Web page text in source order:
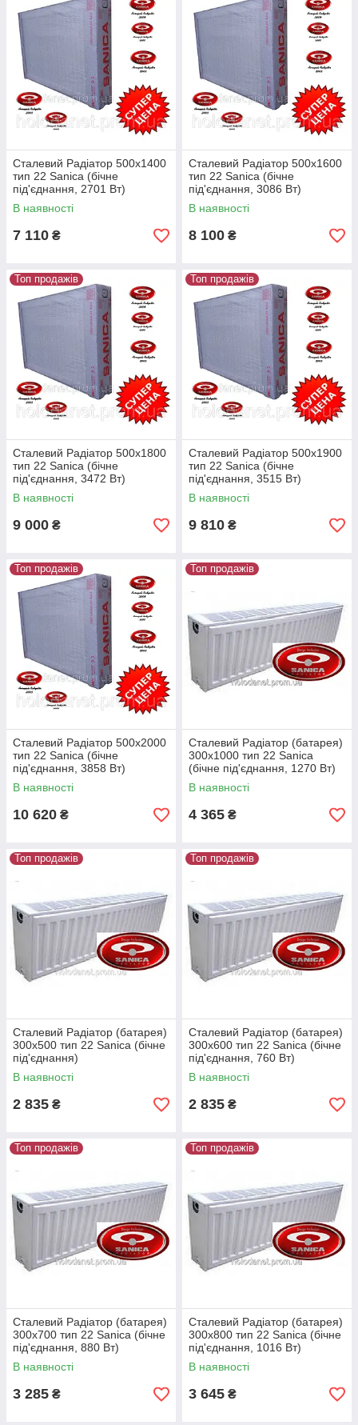
Сталевий Радіатор 500x1400
тип 22 Sanica (бічне
під'єднання, 2701 Вт)
В наявності
7 110 ₴
Сталевий Радіатор 500x1600
тип 22 Sanica (бічне
під'єднання, 3086 Вт)
В наявності
8 100 ₴
Топ продажів
Сталевий Радіатор 500x1800
тип 22 Sanica (бічне
під'єднання, 3472 Вт)
В наявності
9 000 ₴
Топ продажів
Сталевий Радіатор 500x1900
тип 22 Sanica (бічне
під'єднання, 3515 Вт)
В наявності
9 810 ₴
Топ продажів
Сталевий Радіатор 500x2000
тип 22 Sanica (бічне
під'єднання, 3858 Вт)
В наявності
10 620 ₴
Топ продажів
Сталевий Радіатор (батарея)
300x1000 тип 22 Sanica
(бічне під'єднання, 1270 Вт)
В наявності
4 365 ₴
Топ продажів
Сталевий Радіатор (батарея)
300x500 тип 22 Sanica (бічне
під'єднання)
В наявності
2 835 ₴
Топ продажів
Сталевий Радіатор (батарея)
300x600 тип 22 Sanica (бічне
під'єднання, 760 Вт)
В наявності
2 835 ₴
Топ продажів
Сталевий Радіатор (батарея)
300x700 тип 22 Sanica (бічне
під'єднання, 880 Вт)
В наявності
3 285 ₴
Топ продажів
Сталевий Радіатор (батарея)
300x800 тип 22 Sanica (бічне
під'єднання, 1016 Вт)
В наявності
3 645 ₴